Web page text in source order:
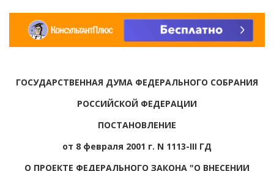
ГОСУДАРСТВЕННАЯ ДУМА ФЕДЕРАЛЬНОГО СОБРАНИЯ
РОССИЙСКОЙ ФЕДЕРАЦИИ
ПОСТАНОВЛЕНИЕ
от 8 февраля 2001 г. N 1113-III ГД
О ПРОЕКТЕ ФЕДЕРАЛЬНОГО ЗАКОНА "О ВНЕСЕНИИ